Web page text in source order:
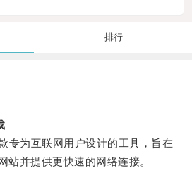
排行
为互联网用户设计的工具，旨在
站并提供更快速的网络连接。